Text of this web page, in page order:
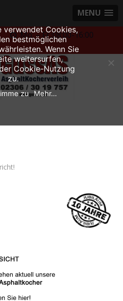
MENU
Mo. – Fr.:08:00-16:00
verwendet Cookies,
bestmöglichen
Wenn Sie
weitersurfen,
Cookie-Nutzung
zu.
zu Mehr...